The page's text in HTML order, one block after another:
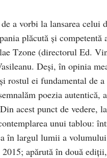
a vorbi la lansarea celui
plăcută şi competentă
Tzone (directorul Ed.
Deşi, în opinia
rostul ei fundamental de
poezia autentică,
acest punct de vedere,
unui tablou:
în largul lumii a volumului
apărută în două